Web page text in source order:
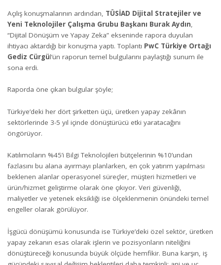
Açılış konuşmalarının ardından, TÜSİAD Dijital Stratejiler ve
Yeni Teknolojiler Çalışma Grubu Başkanı Burak Aydın,
“Dijital Dönüşüm ve Yapay Zeka” ekseninde rapora duyulan
ihtiyacı aktardığı bir konuşma yaptı. Toplantı PwC Türkiye Ortağı
Gediz Cürgül’ün raporun temel bulgularını paylaştığı sunum ile
sona erdi.
Raporda öne çıkan bulgular şöyle;
Türkiye’deki her dört şirketten üçü, üretken yapay zekânın
sektörlerinde 3-5 yıl içinde dönüştürücü etki yaratacağını
öngörüyor.
Katılımcıların %45’i Bilgi Teknolojileri bütçelerinin %10’undan
fazlasını bu alana ayırmayı planlarken, en çok yatırım yapılması
beklenen alanlar operasyonel süreçler, müşteri hizmetleri ve
ürün/hizmet geliştirme olarak öne çıkıyor. Veri güvenliği,
maliyetler ve yetenek eksikliği ise ölçeklenmenin önündeki temel
engeller olarak görülüyor.
İşgücü dönüşümü konusunda ise Türkiye’deki özel sektör, üretken
yapay zekanın esas olarak işlerin ve pozisyonların niteliğini
dönüştüreceği konusunda büyük ölçüde hemfikir. Buna karşın, iş